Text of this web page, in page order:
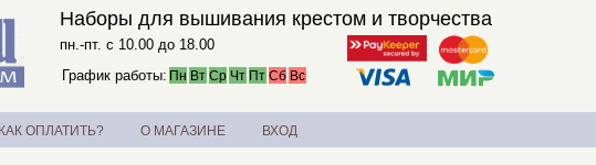
Наборы для вышивания крестом и творчества
пн.-пт. с 10.00 до 18.00
График работы: Пн Вт Ср Чт Пт Сб Вс
КАК ОПЛАТИТЬ? О МАГАЗИНЕ ВХОД